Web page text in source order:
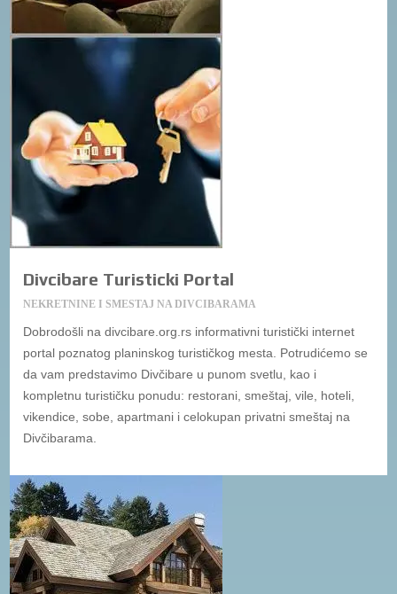
Divcibare Turisticki Portal
NEKRETNINE I SMESTAJ NA DIVCIBARAMA
Dobrodošli na divcibare.org.rs informativni turistički internet
portal poznatog planinskog turističkog mesta. Potrudićemo se
da vam predstavimo Divčibare u punom svetlu, kao i
kompletnu turističku ponudu: restorani, smeštaj, vile, hoteli,
vikendice, sobe, apartmani i celokupan privatni smeštaj na
Divčibarama.